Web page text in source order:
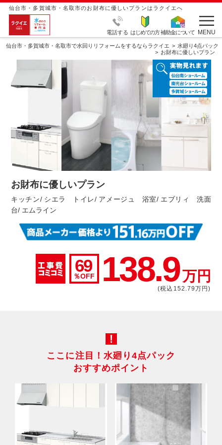
仙台市・多賀城市・名取市のお財布に優しいプランはラクイエへ
電話する はじめての方補助金について MENU
仙台市・多賀城市・名取市で水回りリフォームをするならラクイエ
水廻り4点パック
お財布に優しいプラン
お財布に優しいプラン
キッチン/ シエラ トイレ/ アメージュ 浴室/ エブリィ 洗面
台/ エムライン
69
％OFF 138.9万円
(税込152.79万円)
ここに注目！水廻り4点パック
おすすめポイント